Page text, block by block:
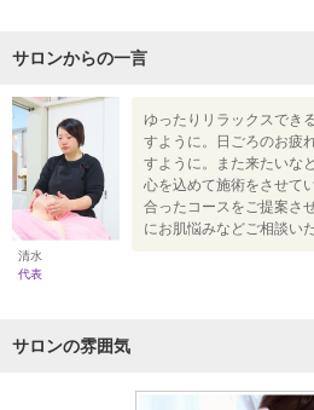
サロンからの一言
清水
代表
ゆったりリラックスでき
すように。日ごろのお疲
すように。また来たいな
心を込めて施術をさせて
合ったコースをご提案さ
にお肌悩みなどご相談い
サロンの雰囲気